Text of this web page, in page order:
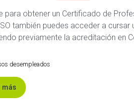
para obtener un Certificado de
también puedes acceder a
previamente la acreditación en
desempleados
más